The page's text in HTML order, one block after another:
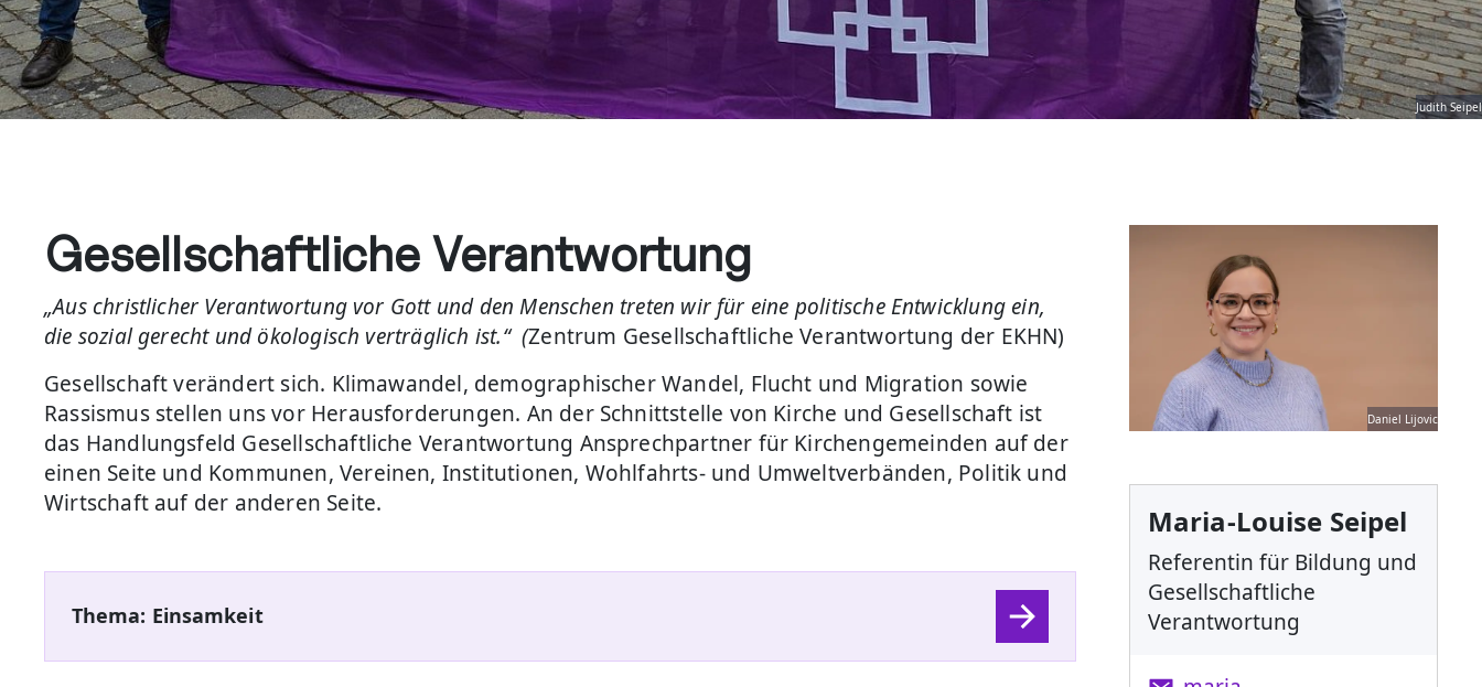
Judith Seipel
Gesellschaftliche Verantwortung
„Aus christlicher Verantwortung vor Gott und den Menschen treten wir für eine politische Entwicklung ein,
die sozial gerecht und ökologisch verträglich ist.“ (Zentrum Gesellschaftliche Verantwortung der EKHN)
Gesellschaft verändert sich. Klimawandel, demographischer Wandel, Flucht und Migration sowie
Rassismus stellen uns vor Herausforderungen. An der Schnittstelle von Kirche und Gesellschaft ist
das Handlungsfeld Gesellschaftliche Verantwortung Ansprechpartner für Kirchengemeinden auf der
einen Seite und Kommunen, Vereinen, Institutionen, Wohlfahrts- und Umweltverbänden, Politik und
Wirtschaft auf der anderen Seite.
Thema: Einsamkeit
Daniel Lijovic
Maria-Louise Seipel
Referentin für Bildung und
Gesellschaftliche
Verantwortung